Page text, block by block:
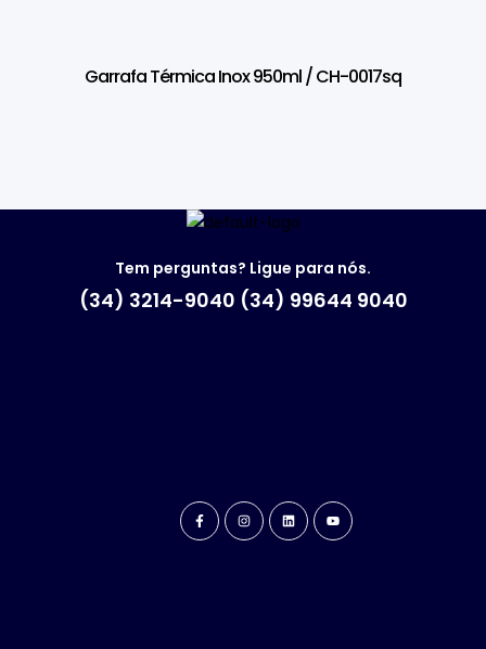
Garrafa Térmica Inox 950ml / CH-0017sq
Tem perguntas? Ligue para nós.
(34) 3214-9040 (34) 99644 9040